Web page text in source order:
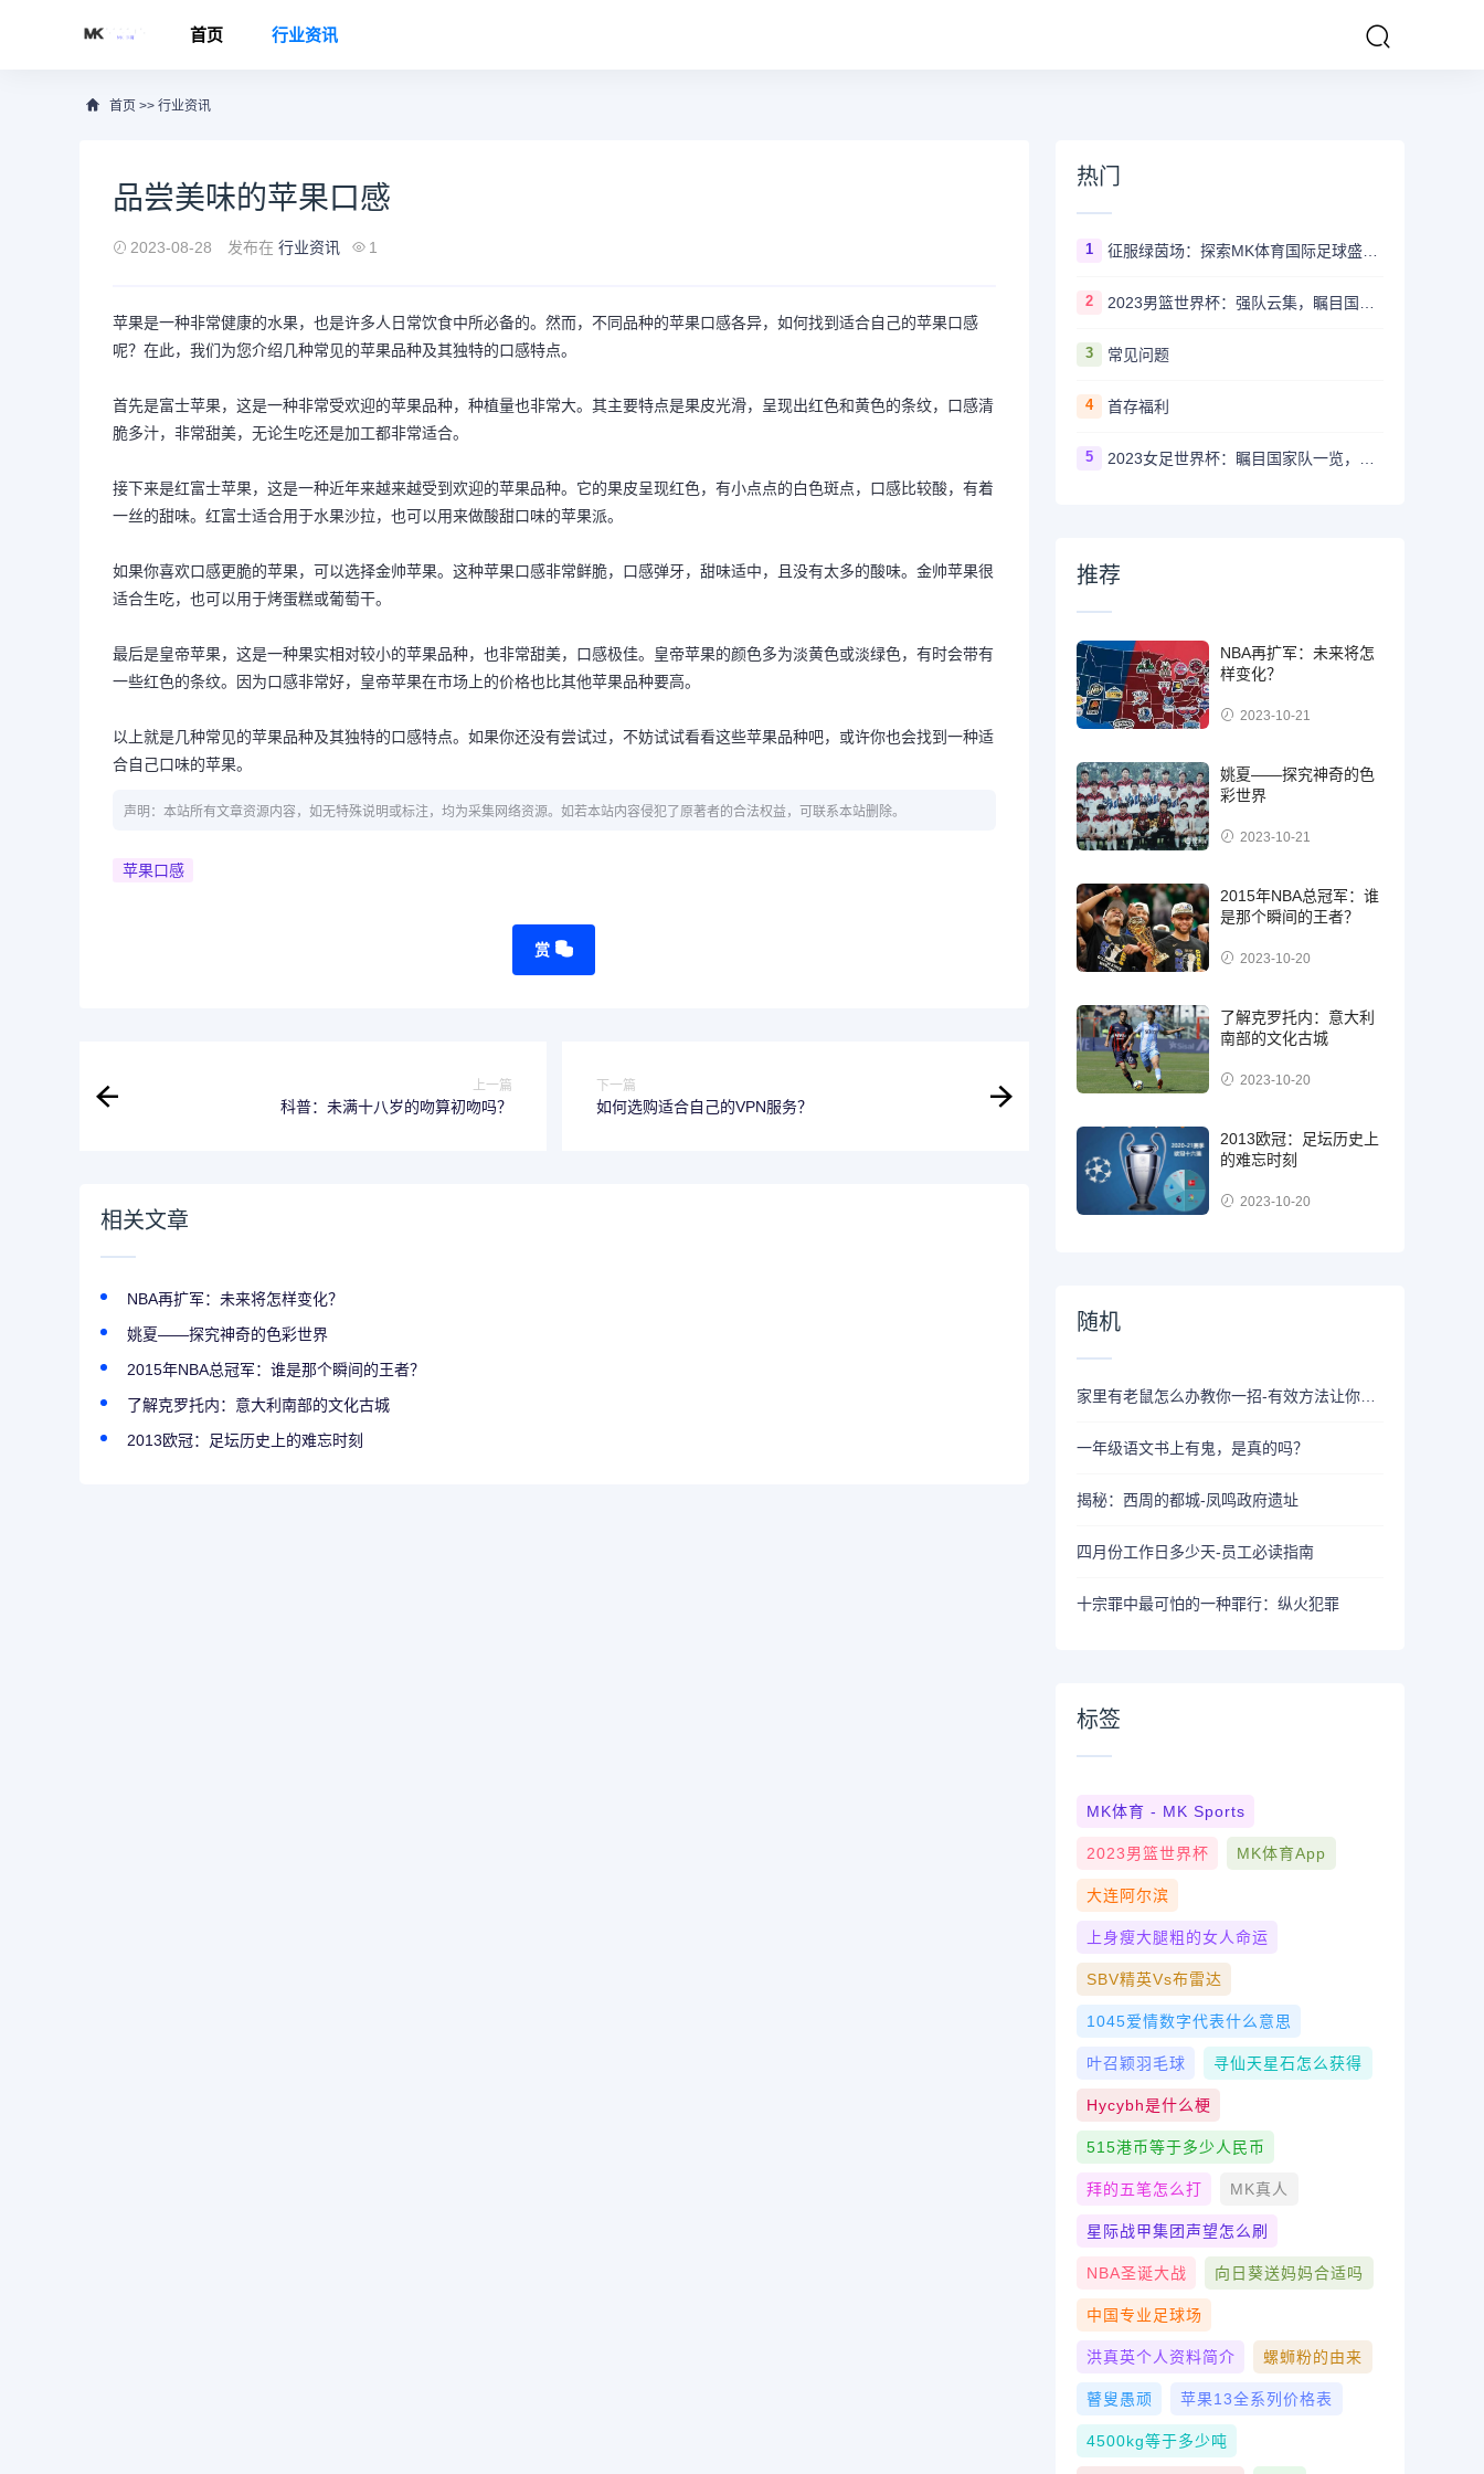
首页 行业资讯
首页 >> 行业资讯
品尝美味的苹果口感
2023-08-28 发布在 行业资讯 1
苹果是一种非常健康的水果，也是许多人日常饮食中所必备的。然而，不同品种的苹果口感各异，如何找到适合自己的苹果口感
呢？在此，我们为您介绍几种常见的苹果品种及其独特的口感特点。
首先是富士苹果，这是一种非常受欢迎的苹果品种，种植量也非常大。其主要特点是果皮光滑，呈现出红色和黄色的条纹，口感清
脆多汁，非常甜美，无论生吃还是加工都非常适合。
接下来是红富士苹果，这是一种近年来越来越受到欢迎的苹果品种。它的果皮呈现红色，有小点点的白色斑点，口感比较酸，有着
一丝的甜味。红富士适合用于水果沙拉，也可以用来做酸甜口味的苹果派。
如果你喜欢口感更脆的苹果，可以选择金帅苹果。这种苹果口感非常鲜脆，口感弹牙，甜味适中，且没有太多的酸味。金帅苹果很
适合生吃，也可以用于烤蛋糕或葡萄干。
最后是皇帝苹果，这是一种果实相对较小的苹果品种，也非常甜美，口感极佳。皇帝苹果的颜色多为淡黄色或淡绿色，有时会带有
一些红色的条纹。因为口感非常好，皇帝苹果在市场上的价格也比其他苹果品种要高。
以上就是几种常见的苹果品种及其独特的口感特点。如果你还没有尝试过，不妨试试看看这些苹果品种吧，或许你也会找到一种适
合自己口味的苹果。
声明：本站所有文章资源内容，如无特殊说明或标注，均为采集网络资源。如若本站内容侵犯了原著者的合法权益，可联系本站删除。
苹果口感
赏
上一篇
科普：未满十八岁的吻算初吻吗？
下一篇
如何选购适合自己的VPN服务？
相关文章
NBA再扩军：未来将怎样变化？
姚夏——探究神奇的色彩世界
2015年NBA总冠军：谁是那个瞬间的王者？
了解克罗托内：意大利南部的文化古城
2013欧冠：足坛历史上的难忘时刻
热门
1 征服绿茵场：探索MK体育国际足球盛事的辉煌传奇
2
3 常见问题
4 首存福利
5
推荐
NBA再扩军：未来将怎
样变化？
2023-10-21
姚夏——探究神奇的色
彩世界
2023-10-21
2015年NBA总冠军：谁
是那个瞬间的王者？
2023-10-20
了解克罗托内：意大利
南部的文化古城
2023-10-20
2013欧冠：足坛历史上
的难忘时刻
2023-10-20
随机
一年级语文书上有鬼，是真的吗？
揭秘：西周的都城-凤鸣政府遗址
四月份工作日多少天-员工必读指南
十宗罪中最可怕的一种罪行：纵火犯罪
标签
MK体育 - MK Sports
2023男篮世界杯 MK体育App
大连阿尔滨
上身瘦大腿粗的女人命运
SBV精英vs布雷达
1045爱情数字代表什么意思
叶召颖羽毛球 寻仙天星石怎么获得
Hycybh是什么梗
515港币等于多少人民币
拜的五笔怎么打 MK真人
星际战甲集团声望怎么刷
NBA圣诞大战 向日葵送妈妈合适吗
中国专业足球场
洪真英个人资料简介 螺蛳粉的由来
瞽叟愚顽 苹果13全系列价格表
4500kg等于多少吨